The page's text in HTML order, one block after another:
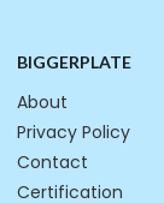
BIGGERPLATE
About
Privacy Policy
Contact
Certification